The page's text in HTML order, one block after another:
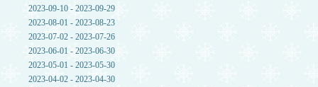
2023-09-10 - 2023-09-29
2023-08-01 - 2023-08-23
2023-07-02 - 2023-07-26
2023-06-01 - 2023-06-30
2023-05-01 - 2023-05-30
2023-04-02 - 2023-04-30